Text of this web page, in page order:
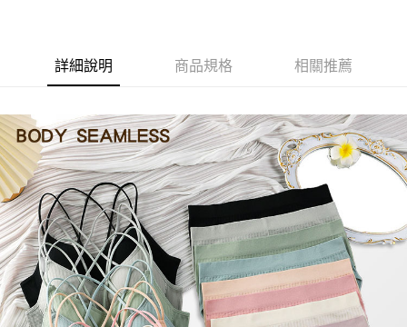
恩沛科技股份有限公司將有權停止該用戶之使用額度並採取法律行動。
詳細說明 商品規格 相關推薦